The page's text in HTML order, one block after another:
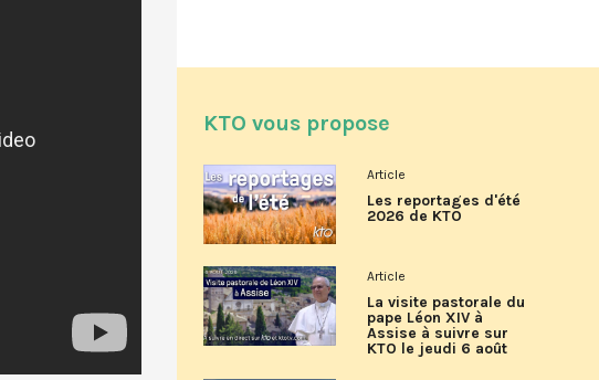
KTO vous propose
Article
Les reportages d'été
2026 de KTO
Article
La visite pastorale du
pape Léon XIV à
Assise à suivre sur
KTO le jeudi 6 août